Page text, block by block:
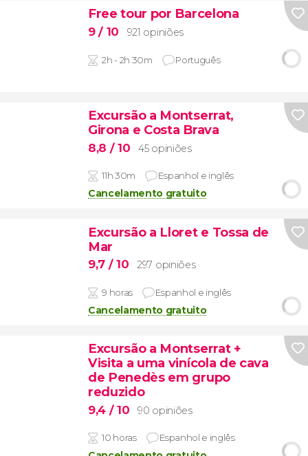
Free tour por Barcelona
9/ 10 921 opiniões
2h - 2h 30m Português
Excursão a Montserrat,
Girona e Costa Brava
8,8 / 10 45 opiniões
11h 30m Espanhol e inglês
Cancelamento gratuito
Excursão a Lloret e Tossa de
Mar
9,7 / 10 297 opiniões
9 horas Espanhol e inglês
Cancelamento gratuito
Excursão a Montserrat +
Visita a uma vinícola de cava
de Penedès em grupo
reduzido
9,4 / 10 90 opiniões
10 horas Espanhol e inglês